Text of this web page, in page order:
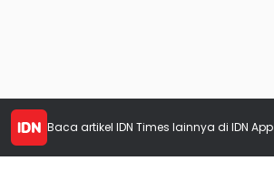
Baca artikel IDN Times lainnya di IDN App